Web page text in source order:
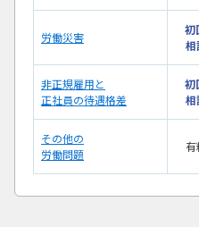
労働災害
初
相
非正規雇用と
正社員の待遇格差
初
相
その他の
労働問題